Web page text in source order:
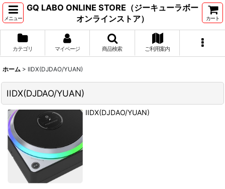
メニュー
GQ LABO ONLINE STORE（ジーキューラボー
オンラインストア）
カート
カテゴリ マイページ 商品検索 ご利用案内
ホーム > IIDX(DJDAO/YUAN)
IIDX(DJDAO/YUAN)
IIDX(DJDAO/YUAN)